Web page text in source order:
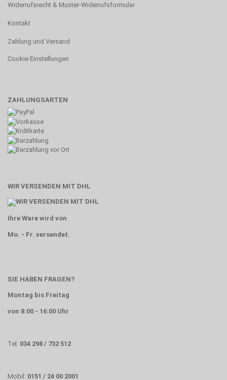
Widerrufsrecht & Muster-Widerrufsformular
Kontakt
Zahlung und Versand
Cookie Einstellungen
ZAHLUNGSARTEN
WIR VERSENDEN MIT DHL
Ihre Ware wird von
Mo. - Fr. versendet.
SIE HABEN FRAGEN?
Montag bis Freitag
von 8:00 - 16:00 Uhr
Tel: 034 298 / 732 512
Mobil: 0151 / 24 00 2001